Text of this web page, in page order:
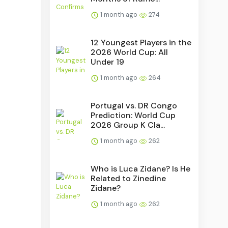
1 month ago 274
12 Youngest Players in the
2026 World Cup: All
Under 19
1 month ago 264
Portugal vs. DR Congo
Prediction: World Cup
2026 Group K Cla...
1 month ago 262
Who is Luca Zidane? Is He
Related to Zinedine
Zidane?
1 month ago 262